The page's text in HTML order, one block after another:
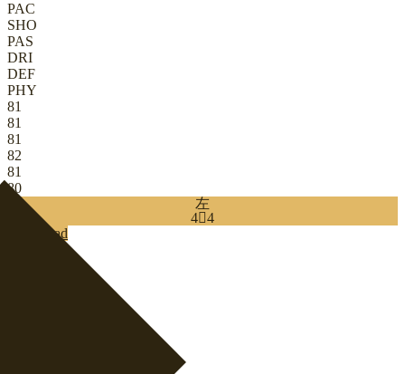
PAC
SHO
PAS
DRI
DEF
PHY
81
81
81
82
81
80
左
44
Download